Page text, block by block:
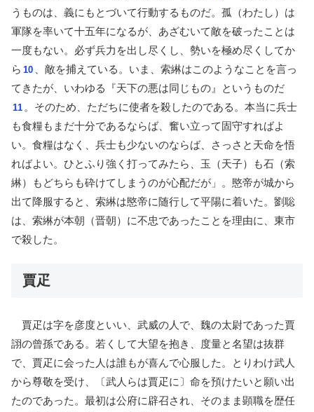
うものは、義にもとづいて行動するものだ。孤（わたし）は
軍隊を率いて十五年になるが、あざむいて敵を破ったことは
一度もない。必ず兵力を出し尽くし、勢いを極め尽くしてか
ら 10
、敵を捕えている。いま、索綝はこのようなことを言っ
てきたが、いわゆる『天下の悪は同じもの』というものだ
11 。そのため、ただちに使者を殺したのである。本当に兵士
も食糧もまだ十分であるならば、奮い立って固守すればよ
い。食糧はなく、兵士も少ないのならば、さっさと天命を悟
ればよい。ひとふり強く打ってみたら、玉（天子）も石（索
綝）もどちらも砕けてしまうのが心配だが」。愍帝が城から
出て降服すると、索綝は愍帝に随行して平陽に着いた。劉聡
は、索綝が本朝（晋朝）に不忠であったことを理由に、東市
で殺した。
賈疋
賈疋は字を彦度といい、武威の人で、魏の太尉であった賈
詡の曾孫である。若くして大望を抱き、度量と名望は抜群
で、賈疋に会った人は誰もが喜んで心服した。とりわけ武人
から尊敬を受け、〔武人らは賈疋に〕命を預けたいと願い出
たのであった。最初は公府に辟召され、そのまま顕職を歴任